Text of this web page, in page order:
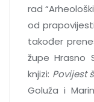
rad
od
također
župe Hrasno
knjizi: Povijest
Goluža i